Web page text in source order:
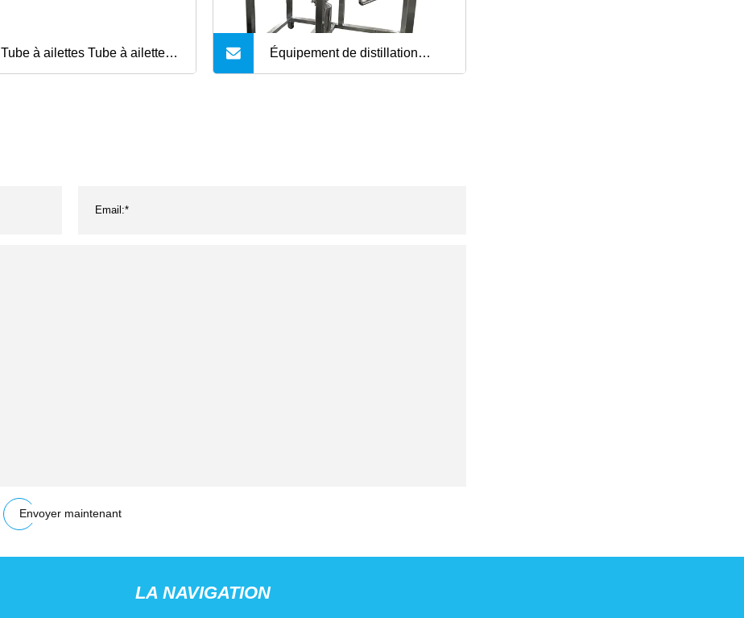
Tube à ailettes Tube à ailettes Équipement de distillation
Envoyer maintenant
LA NAVIGATION